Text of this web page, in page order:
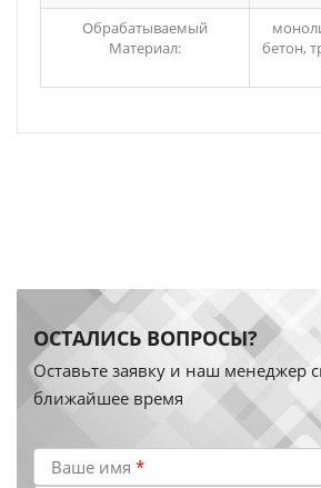
Обрабатываемый
Материал:
бетон,
ОСТАЛИСЬ ВОПРОСЫ?
Оставьте заявку и наш менеджер
ближайшее время
Ваше имя *